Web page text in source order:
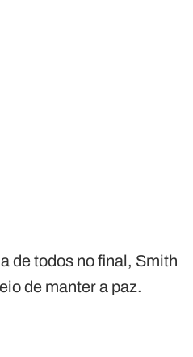
de todos no final, Smith
de manter a paz.